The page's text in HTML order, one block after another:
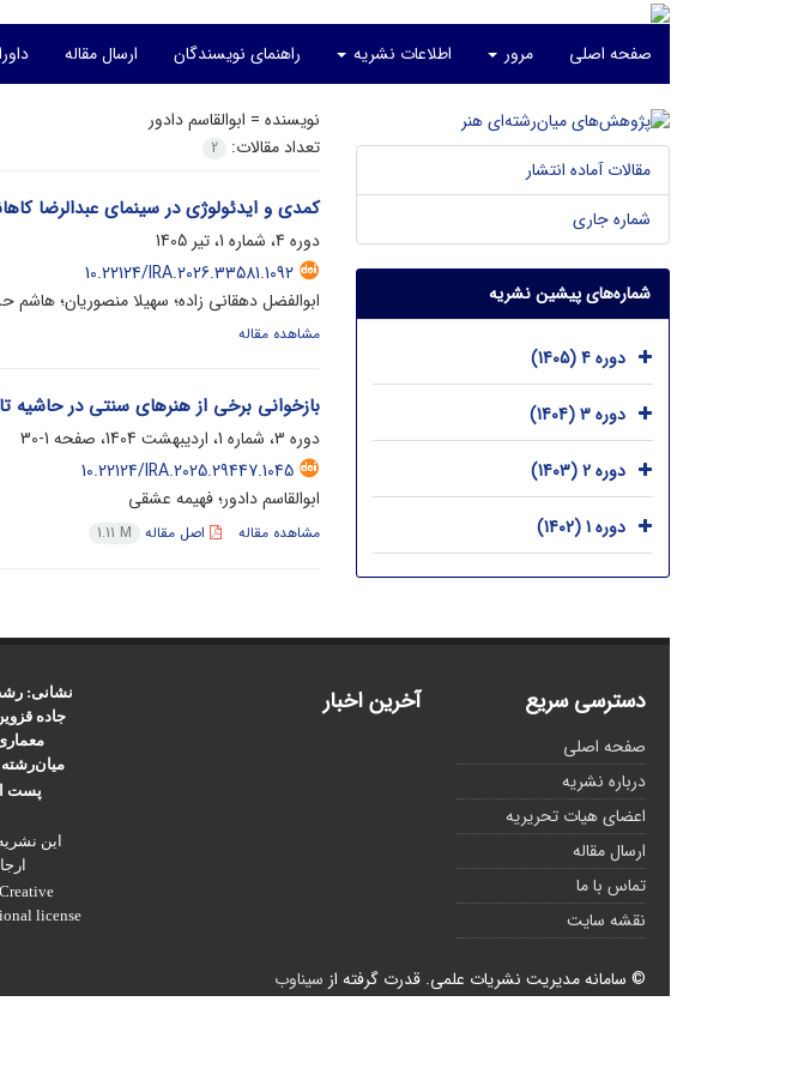
صفحه اصلی مرور اطلاعات نشریه راهنمای نویسندگان ارسال مقاله
نویسنده = ابوالقاسم دادور
تعداد مقالات:
2
کمدی و ایدئولوژی در سینمای عبدالرضا
دوره 4، شماره 1، تیر 1405
10.22124/IRA.2026.33581.1092
ابوالفضل دهقانی زاده؛ سهیلا منصوریان؛
مشاهده مقاله
بازخوانی برخی از هنرهای سنتی در حاشیه
دوره 3، شماره 1، اردیبهشت 1404، صفحه
1-30
10.22124/IRA.2025.29447.1045
ابوالقاسم دادور؛ فهیمه عشقی
مشاهده مقاله اصل مقاله 1.11 M
مقالات آماده انتشار
شماره جاری
شماره‌های پیشین نشریه
دوره 4 (1405)
دوره 3 (1404)
دوره 2 (1403)
دوره 1 (1402)
دسترسی سریع
صفحه اصلی
درباره نشریه
اعضای هیات تحریریه
ارسال مقاله
تماس با ما
نقشه سایت
آخرین اخبار
جاده
میان‌رشته‌ای
پست
ارجاع 4.0
license
© سامانه مدیریت نشریات علمی. قدرت گرفته از سیناوب